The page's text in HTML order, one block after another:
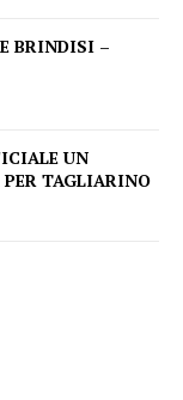
BRINDISI –
UN
TAGLIARINO